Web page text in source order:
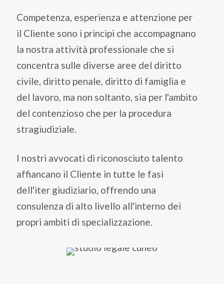
Competenza, esperienza e attenzione per
il Cliente sono i principi che accompagnano
la nostra attività professionale che si
concentra sulle diverse aree del diritto
civile, diritto penale, diritto di famiglia e
del lavoro, ma non soltanto, sia per l'ambito
del contenzioso che per la procedura
stragiudiziale.
I nostri avvocati di riconosciuto talento
affiancano il Cliente in tutte le fasi
dell'iter giudiziario, offrendo una
consulenza di alto livello all'interno dei
propri ambiti di specializzazione.